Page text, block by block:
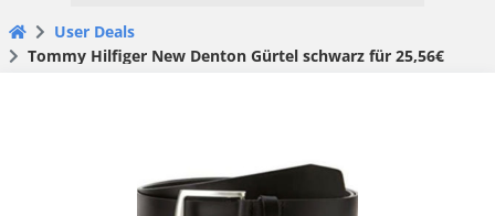
User Deals
Tommy Hilfiger New Denton Gürtel schwarz für 25,56€